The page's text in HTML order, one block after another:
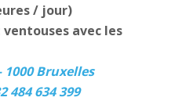
/ jour)
avec les
1000 Bruxelles
484 634 399